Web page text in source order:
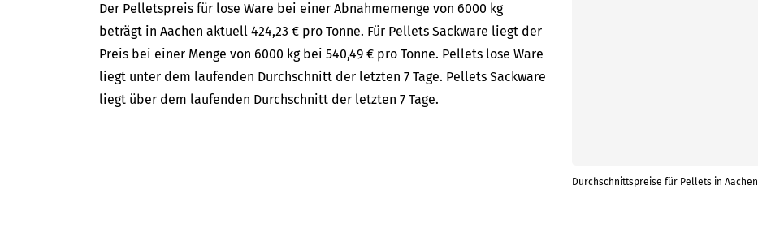
Der Pelletspreis für lose Ware bei einer Abnahmemenge von 6000 kg
beträgt in Aachen aktuell 424,23 € pro Tonne. Für Pellets Sackware liegt der
Preis bei einer Menge von 6000 kg bei 540,49 € pro Tonne. Pellets lose Ware
liegt unter dem laufenden Durchschnitt der letzten 7 Tage. Pellets Sackware
liegt über dem laufenden Durchschnitt der letzten 7 Tage.
Durchschnittspreise für Pellets in